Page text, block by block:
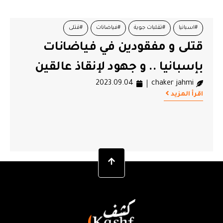
#اسبانيا #تقلبات جوية #فياضانات #قتلى
قتلى و مفقودين في فياضانات
بإسبانيا .. و جهود لإنقاذ عالقين
chaker jahmi
2023.09.04
اقرأ المزيد